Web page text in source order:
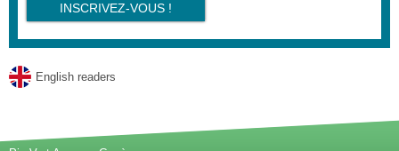
INSCRIVEZ-VOUS !
English readers